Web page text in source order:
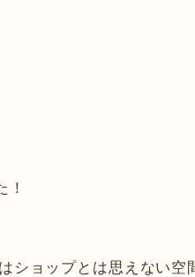
！
ショップとは思えない空